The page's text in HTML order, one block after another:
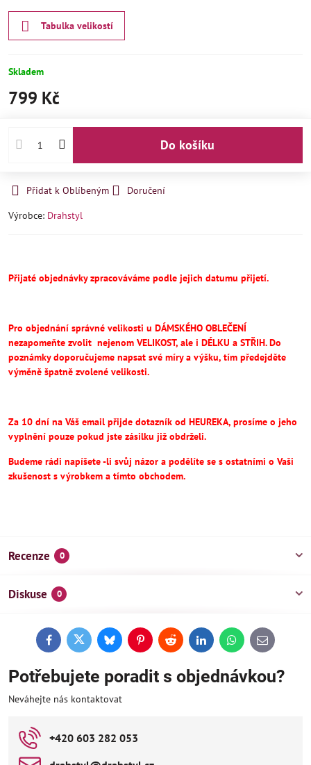
Tabulka velikostí
Skladem
799 Kč
Do košíku
Přidat k Oblíbeným
Doručení
Výrobce: Drahstyl
Přijaté objednávky zpracováváme podle jejich datumu přijetí.
Pro objednání správné velikosti u DÁMSKÉHO OBLEČENÍ
nezapomeňte zvolit nejenom VELIKOST, ale i DÉLKU a STŘIH.Do
poznámky doporučujeme napsat své míry a výšku, tím předejděte
výměně špatně zvolené velikosti.
Za 10 dní na Váš email přijde dotazník od HEUREKA, prosíme o jeho
vyplnění pouze pokud jste zásilku již obdrželi.
Budeme rádi napíšete -li svůj názor a podělíte se s ostatními o Vaši
zkušenost s výrobkem a tímto obchodem.
Recenze 0
Diskuse 0
FacebookTwitterBlueskyPinterestReddit LinkedInWhatsApp
E-
mail
Potřebujete poradit s objednávkou?
Neváhejte nás kontaktovat
+420 603 282 053